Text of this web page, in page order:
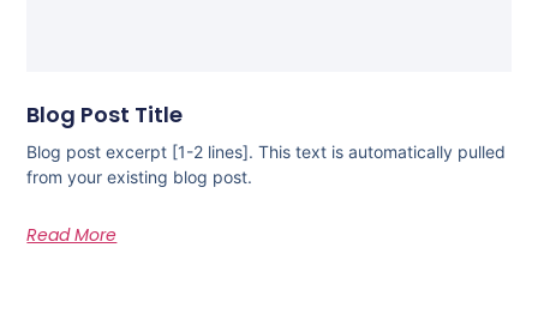
Blog Post Title
Blog post excerpt [1-2 lines]. This text is automatically pulled
from your existing blog post.
Read More